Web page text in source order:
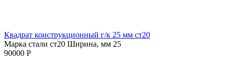
Квадрат конструкционный г/к 25 мм cт20
Марка стали ст20 Ширина, мм 25
90000 Р